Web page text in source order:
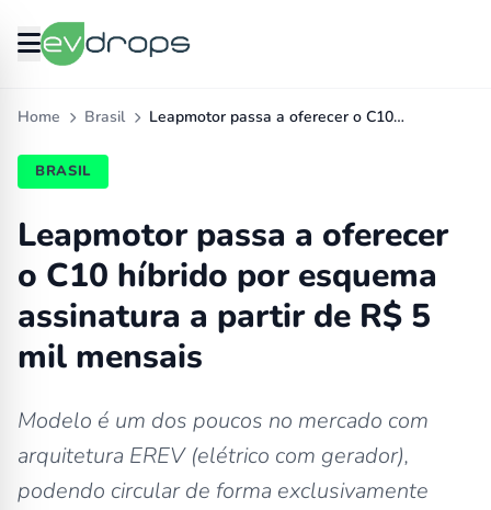
Home Brasil Leapmotor passa a oferecer o C10…
BRASIL
Leapmotor passa a oferecer
o C10 híbrido por esquema
assinatura a partir de R$ 5
mil mensais
Modelo é um dos poucos no mercado com
arquitetura EREV (elétrico com gerador),
podendo circular de forma exclusivamente